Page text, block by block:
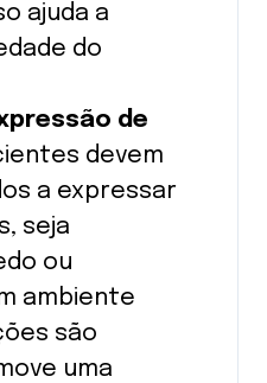
ajuda a
do
de
devem
a expressar
seja
ou
ambiente
são
uma